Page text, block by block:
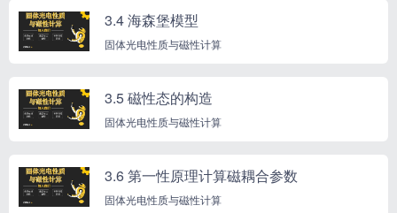
3.4 海森堡模型
固体光电性质与磁性计算
3.5 磁性态的构造
固体光电性质与磁性计算
3.6 第一性原理计算磁耦合参数
固体光电性质与磁性计算